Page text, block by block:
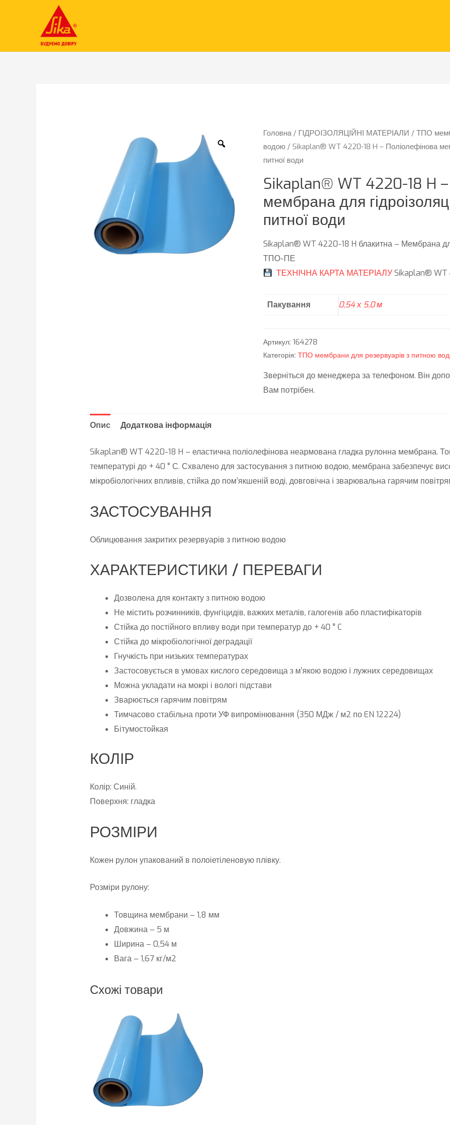
Головна/ ГІДРОІЗОЛЯЦІЙНІ МАТЕРІАЛИ /ТПО
водою / Sikaplan® WT 4220-18 H – Поліолефінова
питної води
Sikaplan® WT 4220-18 H
мембрана для
питної води
Sikaplan® WT 4220-18 H блакитна – Мембрана для
ТПО-ПЕ
ТЕХНІЧНА КАРТА МАТЕРІАЛУSikaplan® WT
Пакування 0,54 х 5,0 м
Артикул:164278
Категорія:ТПО мембрани для резервуарів з питною
Зверніться до менеджера за телефоном. Він
Вам потрібен.
Опис Додаткова інформація
Sikaplan® WT 4220-18 H – еластична поліолефінова неармована гладка рулонна мембрана.
температурі до + 40 ° С. Схвалено для застосування з питною водою, мембрана забезпечує
мікробіологічних впливів, стійка до пом’якшеній воді, довговічна і зварювальна гарячим
ЗАСТОСУВАННЯ
Облицювання закритих резервуарів з питною водою
ХАРАКТЕРИСТИКИ / ПЕРЕВАГИ
Дозволена для контакту з питною водою
Не містить розчинників, фунгіцидів, важких металів, галогенів або пластифікаторів
Стійка до постійного впливу води при температур до + 40 ° C
Стійка до мікробіологічної деградації
Гнучкість при низьких температурах
Застосовується в умовах кислого середовища з м’якою водою і лужних середовищах
Можна укладати на мокрі і вологі підстави
Зварюється гарячим повітрям
Тимчасово стабільна проти УФ випромінювання (350 МДж / м2 по EN 12224)
Бітумостойкая
КОЛІР
Колір: Синій.
Поверхня: гладка
РОЗМІРИ
Кожен рулон упакований в полоіетіленовую плівку.
Розміри рулону:
Товщина мембрани – 1,8 мм
Довжина – 5 м
Ширина – 0,54 м
Вага – 1,67 кг/м2
Схожі товари